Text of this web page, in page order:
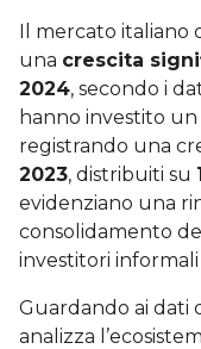
Il mercato italiano
una crescita
2024, secondo i
hanno investito
registrando una
2023, distribuiti su
evidenziano una
consolidamento
investitori informali
Guardando ai dati
analizza